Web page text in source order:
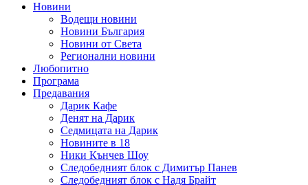
Новини
Водещи новини
Новини България
Новини от Света
Регионални новини
Любопитно
Програма
Предавания
Дарик Кафе
Денят на Дарик
Седмицата на Дарик
Новините в 18
Ники Кънчев Шоу
Следобедният блок с Димитър Панев
Следобедният блок с Надя Брайт